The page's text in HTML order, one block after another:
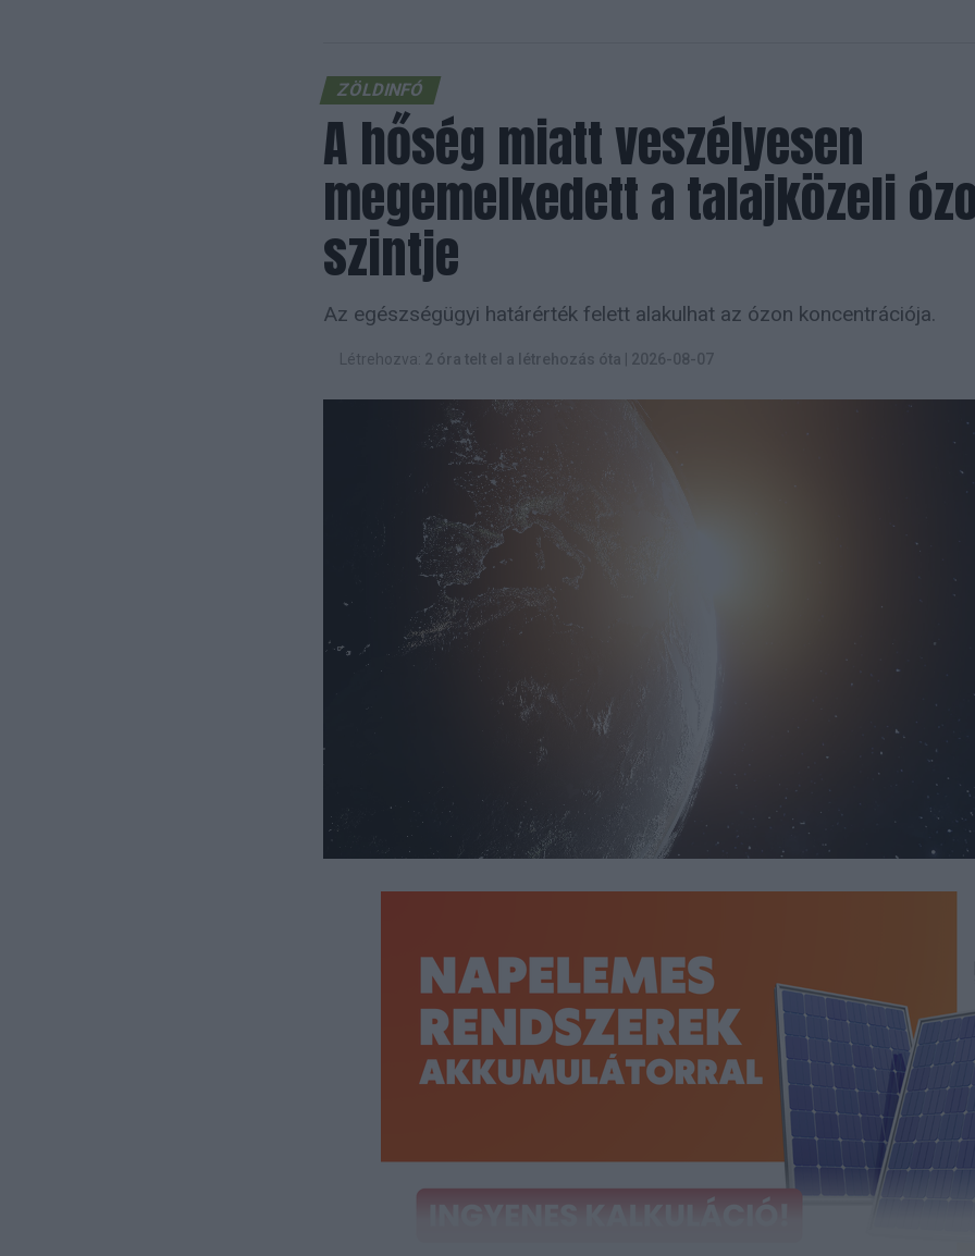
ZÖLDINFÓ
A hőség miatt veszélyesen
megemelkedett a talajközeli
szintje
Az egészségügyi határérték felett alakulhat az ózon koncentrációja.
Létrehozva: 2 óra telt el a létrehozás óta 2026-08-07